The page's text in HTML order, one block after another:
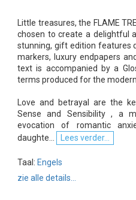
Little treasures, the FLAME
chosen to create a delightful
stunning, gift edition features
markers, luxury endpapers
text is accompanied by a
terms produced for the
Love and betrayal are the
Sense and Sensibility , a
evocation of romantic
daughte...
Lees verder...
Taal: Engels
zie alle details...